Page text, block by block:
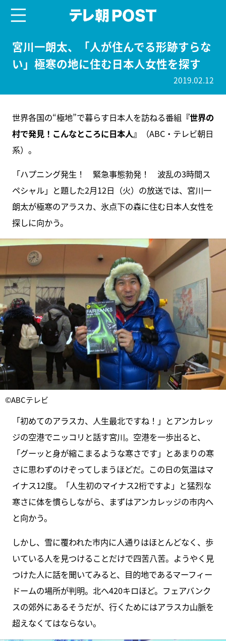
宮川一朗太、「人が住んでる形跡すらな
い」極寒の地に住む日本人女性を探す
2019.02.12
世界各国の“極地”で暮らす日本人を訪ねる番組 『世界の
村で発見！こんなところに日本人』
（ABC・テレビ朝日
系）。
「ハプニング発生！ 緊急事態勃発！ 波乱の3時間ス
ペシャル」と題した2月12日（火）の放送では、宮川一
朗太が極寒のアラスカ、氷点下の森に住む日本人女性を
探しに向かう。
©ABCテレビ
「初めてのアラスカ、人生最北ですね！」とアンカレッ
ジの空港でニッコリと話す宮川。空港を一歩出ると、
「グーッと身が縮こまるような寒さです」とあまりの寒
さに思わずのけぞってしまうほどだ。この日の気温はマ
イナス12度。「人生初のマイナス2桁ですよ」と猛烈な
寒さに体を慣らしながら、まずはアンカレッジの市内へ
と向かう。
しかし、雪に覆われた市内に人通りはほとんどなく、歩
いている人を見つけることだけで四苦八苦。ようやく見
つけた人に話を聞いてみると、目的地であるマーフィー
ドームの場所が判明。北へ420キロほど。フェアバンク
スの郊外にあるそうだが、行くためにはアラスカ山脈を
超えなくてはならない。